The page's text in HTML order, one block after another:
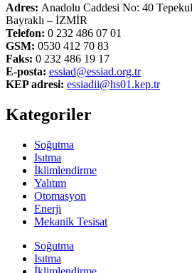
Adres: Anadolu Caddesi No: 40
Bayraklı – İZMİR
Telefon: 0 232 486 07 01
GSM: 0530 412 70 83
Faks: 0 232 486 19 17
E-posta: essiad@essiad.org.tr
KEP adresi: essiadii@hs01.kep.tr
Kategoriler
Soğutma
Isıtma
İklimlendirme
Yalıtım
Otomasyon
Enerji
Mekanik Tesisat
Soğutma
Isıtma